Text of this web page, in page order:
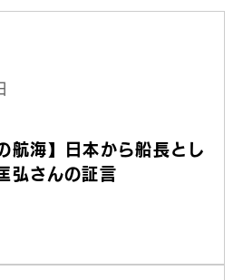
航海】日本から船長とし
弘さんの証言